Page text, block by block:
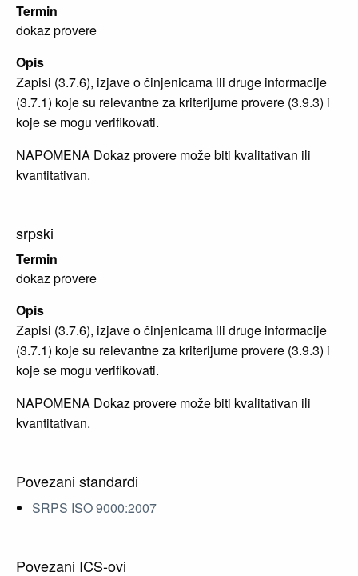
Termin
dokaz provere
Opis
Zapisi (3.7.6), izjave o činjenicama ili druge informacije
(3.7.1) koje su relevantne za kriterijume provere (3.9.3) i
koje se mogu verifikovati.
NAPOMENA Dokaz provere može biti kvalitativan ili
kvantitativan.
srpski
Termin
dokaz provere
Opis
Zapisi (3.7.6), izjave o činjenicama ili druge informacije
(3.7.1) koje su relevantne za kriterijume provere (3.9.3) i
koje se mogu verifikovati.
NAPOMENA Dokaz provere može biti kvalitativan ili
kvantitativan.
Povezani standardi
SRPS ISO 9000:2007
Povezani ICS-ovi